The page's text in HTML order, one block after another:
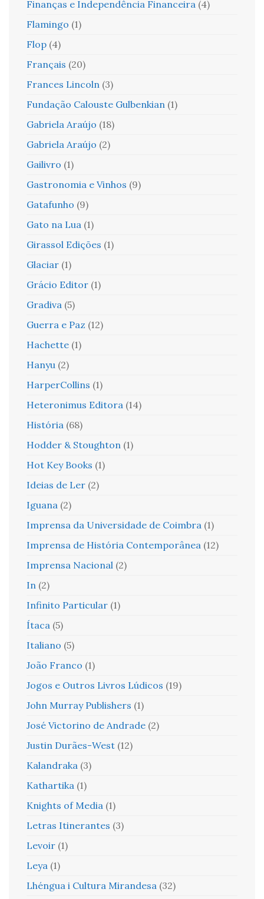
Finanças e Independência Financeira (4)
Flamingo (1)
Flop (4)
Français (20)
Frances Lincoln (3)
Fundação Calouste Gulbenkian (1)
Gabriela Araújo (18)
Gabriela Araújo (2)
Gailivro (1)
Gastronomia e Vinhos (9)
Gatafunho (9)
Gato na Lua (1)
Girassol Edições (1)
Glaciar (1)
Grácio Editor (1)
Gradiva (5)
Guerra e Paz (12)
Hachette (1)
Hanyu (2)
HarperCollins (1)
Heteronimus Editora (14)
História (68)
Hodder & Stoughton (1)
Hot Key Books (1)
Ideias de Ler (2)
Iguana (2)
Imprensa da Universidade de Coimbra (1)
Imprensa de História Contemporânea (12)
Imprensa Nacional (2)
In (2)
Infinito Particular (1)
Ítaca (5)
Italiano (5)
João Franco (1)
Jogos e Outros Livros Lúdicos (19)
John Murray Publishers (1)
José Victorino de Andrade (2)
Justin Durães-West (12)
Kalandraka (3)
Kathartika (1)
Knights of Media (1)
Letras Itinerantes (3)
Levoir (1)
Leya (1)
Lhéngua i Cultura Mirandesa (32)